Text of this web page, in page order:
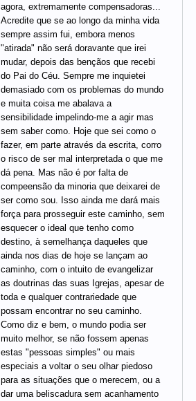
agora, extremamente compensadoras...
Acredite que se ao longo da minha vida
sempre assim fui, embora menos
"atirada" não será doravante que irei
mudar, depois das bençãos que recebi
do Pai do Céu. Sempre me inquietei
demasiado com os problemas do mundo
e muita coisa me abalava a
sensibilidade impelindo-me a agir mas
sem saber como. Hoje que sei como o
fazer, em parte através da escrita, corro
o risco de ser mal interpretada o que me
dá pena. Mas não é por falta de
compeensão da minoria que deixarei de
ser como sou. Isso ainda me dará mais
força para prosseguir este caminho, sem
esquecer o ideal que tenho como
destino, à semelhança daqueles que
ainda nos dias de hoje se lançam ao
caminho, com o intuito de evangelizar
as doutrinas das suas Igrejas, apesar de
toda e qualquer contrariedade que
possam encontrar no seu caminho.
Como diz e bem, o mundo podia ser
muito melhor, se não fossem apenas
estas "pessoas simples" ou mais
especiais a voltar o seu olhar piedoso
para as situações que o merecem, ou a
dar uma beliscadura sem acanhamento